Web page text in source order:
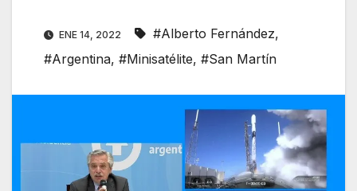
ENE 14, 2022 #Alberto Fernández,
#Argentina, #Minisatélite, #San Martín